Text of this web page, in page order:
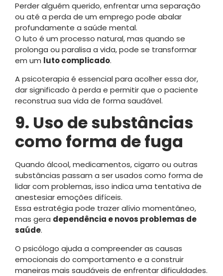
Perder alguém querido, enfrentar uma separação
ou até a perda de um emprego pode abalar
profundamente a saúde mental.
O luto é um processo natural, mas quando se
prolonga ou paralisa a vida, pode se transformar
em um luto complicado.
A psicoterapia é essencial para acolher essa dor,
dar significado à perda e permitir que o paciente
reconstrua sua vida de forma saudável.
9. Uso de substâncias
como forma de fuga
Quando álcool, medicamentos, cigarro ou outras
substâncias passam a ser usados como forma de
lidar com problemas, isso indica uma tentativa de
anestesiar emoções difíceis.
Essa estratégia pode trazer alívio momentâneo,
mas gera dependência e novos problemas de
saúde.
O psicólogo ajuda a compreender as causas
emocionais do comportamento e a construir
maneiras mais saudáveis de enfrentar dificuldades.